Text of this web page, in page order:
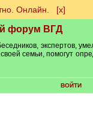
Онлайн. [х]
форум ВГД
экспертов,
семьи, помогут
ВОЙТИ